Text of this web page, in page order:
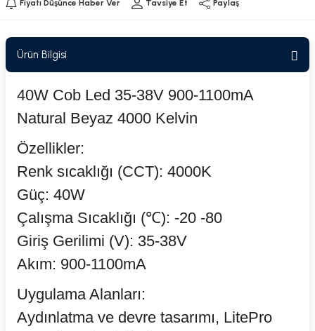
Fiyatı Düşünce Haber Ver Tavsiye Et Paylaş
Ürün Bilgisi
40W Cob Led 35-38V 900-1100mA
Natural Beyaz 4000 Kelvin
Özellikler:
Renk sıcaklığı (CCT): 4000K
Güç: 40W
Çalışma Sıcaklığı (℃): -20 -80
Giriş Gerilimi (V): 35-38V
Akım: 900-1100mA
Uygulama Alanları:
Aydınlatma ve devre tasarımı, LitePro